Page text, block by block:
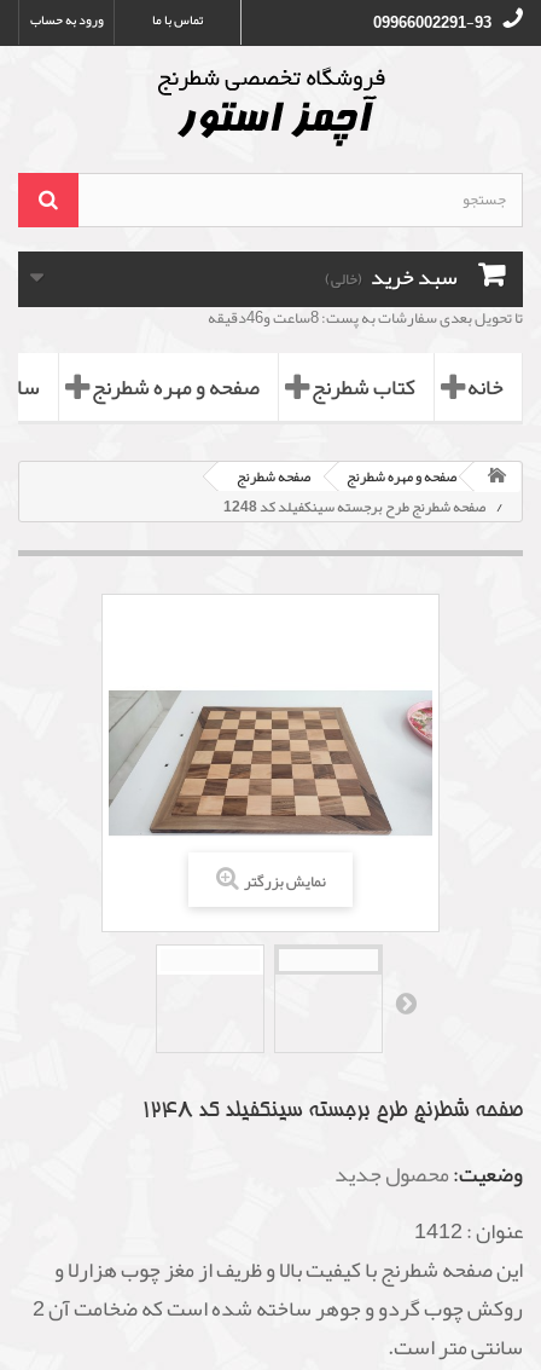
ورود به حساب تماس با ما 09966002291-93
سبد خرید (خالی)
تا تحویل بعدی سفارشات به پست: 8ساعت و46دقیقه
خانه کتاب شطرنج صفحه و مهره شطرنج
صفحه و مهره شطرنج
صفحه شطرنج
صفحه شطرنج طرح برجسته سینکفیلد کد 1248
نمایش بزرگتر
صفحه شطرنج طرح برجسته سینکفیلد کد 1248
وضعیت:محصول جدید
عنوان :1412
این صفحه شطرنج با کیفیت بالا و ظریف از مغز چوب هزارلا و
روکش چوب گردو و جوهر ساخته شده است که ضخامت آن 2
سانتی متر است.